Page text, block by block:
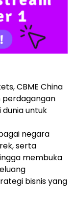
CBME China
perdagangan
untuk
negara
serta
membuka
bisnis yang